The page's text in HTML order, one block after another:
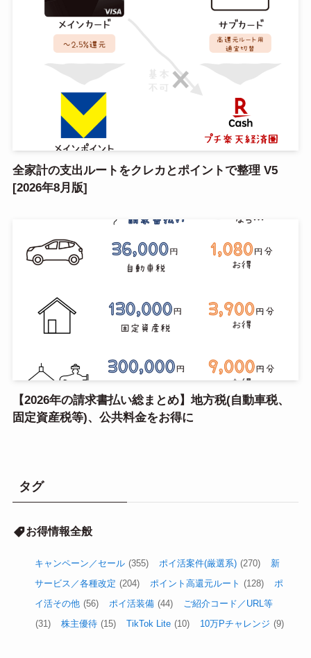
全家計の支出ルートをクレカとポイントで整理 V5
[2026年8月版]
【2026年の請求書払い総まとめ】地方税(自動車税、
固定資産税等)、公共料金をお得に
タグ
お得情報全般
キャンペーン／セール (355) ポイ活案件(厳選系) (270)
新
サービス／各種改定 (204) ポイント高還元ルート (128)
ポ
イ活その他 (56) ポイ活装備 (44)
ご紹介コード／URL等
(31)
株主優待 (15) TikTok Lite (10) 10万Pチャレンジ (9)